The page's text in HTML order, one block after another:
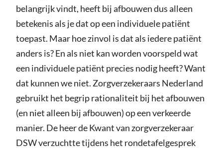
belangrijk vindt, heeft bij afbouwen dus alleen
betekenis als je dat op een individuele patiënt
toepast. Maar hoe zinvol is dat als iedere patiënt
anders is? En als niet kan worden voorspeld wat
een individuele patiënt precies nodig heeft? Want
dat kunnen we niet. Zorgverzekeraars Nederland
gebruikt het begrip rationaliteit bij het afbouwen
(en niet alleen bij afbouwen) op een verkeerde
manier. De heer de Kwant van zorgverzekeraar
DSW verzuchtte tijdens het rondetafelgesprek